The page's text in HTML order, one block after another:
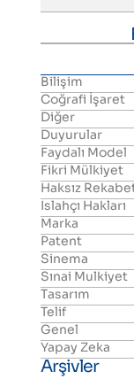
Bilişim
Coğrafi İşaret
Diğer
Duyurular
Faydalı Model
Fikri Mülkiyet
Haksız
Islahçı Hakları
Marka
Patent
Sinema
Sınai Mulkiyet
Tasarım
Telif
Genel
Yapay Zeka
Arşivler